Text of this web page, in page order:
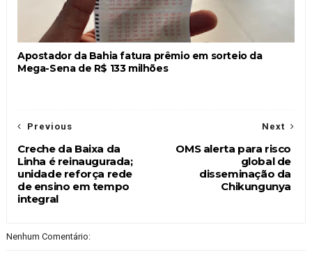
Apostador da Bahia fatura prêmio em sorteio da
Mega-Sena de R$ 133 milhões
Next
OMS alerta para risco
global de
disseminação da
Chikungunya
Previous
Creche da Baixa da
Linha é reinaugurada;
unidade reforça rede
de ensino em tempo
integral
Nenhum Comentário: